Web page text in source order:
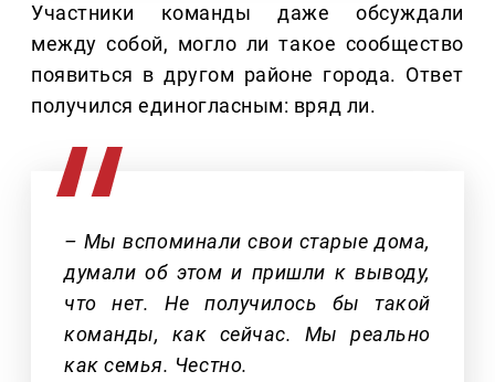
Участники команды даже обсуждали
между собой, могло ли такое сообщество
появиться в другом районе города. Ответ
получился единогласным: вряд ли.
– Мы вспоминали свои старые дома,
думали об этом и пришли к выводу,
что нет. Не получилось бы такой
команды, как сейчас. Мы реально
как семья. Честно.